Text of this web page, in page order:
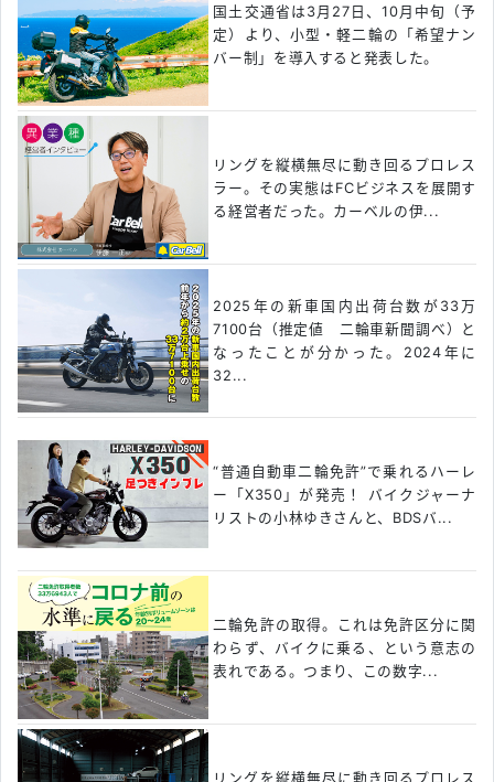
国土交通省は3月27日、10月中旬（予
定）より、小型・軽二輪の「希望ナン
バー制」を導入すると発表した。
リングを縦横無尽に動き回るプロレス
ラー。その実態はFCビジネスを展開す
る経営者だった。カーベルの伊...
2025年の新車国内出荷台数が33万
7100台（推定値 二輪車新聞調べ）と
なったことが分かった。2024年に
32...
“普通自動車二輪免許”で乗れるハーレ
ー「X350」が発売！ バイクジャーナ
リストの小林ゆきさんと、BDSバ...
二輪免許の取得。これは免許区分に関
わらず、バイクに乗る、という意志の
表れである。つまり、この数字...
リングを縦横無尽に動き回るプロレス